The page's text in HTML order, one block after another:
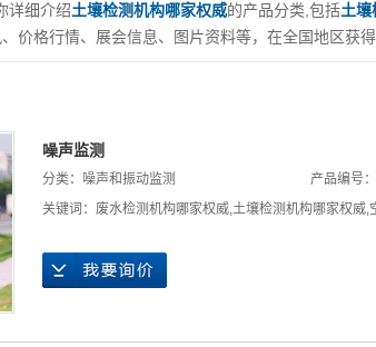
固废和污泥监测
用建筑室内环境污染监测
职业卫生检测
详细介绍土壤检测机构哪家权威的产品分类,包括土壤
价格行情、展会信息、图片资料等，在全国地区获
噪声监测
分类： 噪声和振动监测 产品编号
关键词： 废水检测机构哪家权威,土壤检测机构哪家权威,